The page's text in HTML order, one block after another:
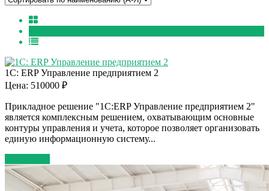
1С: ERP Управление предприятием 2
Цена: 510000 ₽
Прикладное решение "1С:ERP Управление предприятием 2"
является комплексным решением, охватывающим основные
контуры управления и учета, которое позволяет организовать
единую информационную систему...